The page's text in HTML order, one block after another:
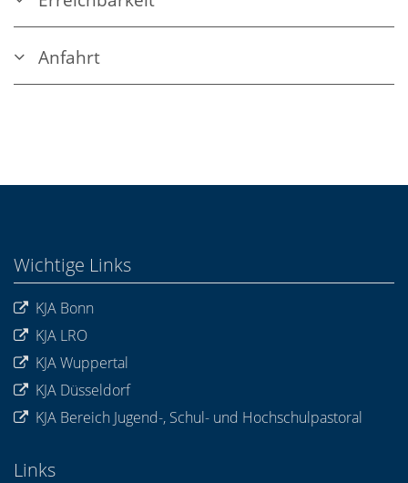
Anfahrt
Wichtige Links
KJA Bonn
KJA LRO
KJA Wuppertal
KJA Düsseldorf
KJA Bereich Jugend-, Schul- und Hochschulpastoral
Links